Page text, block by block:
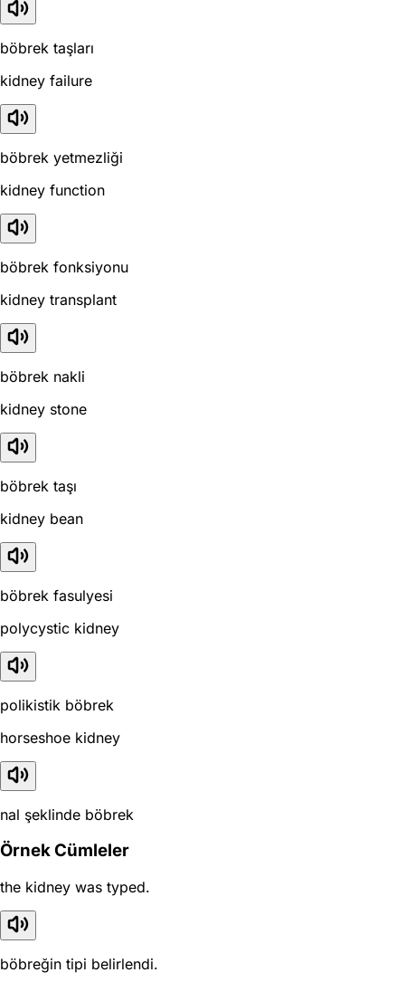
böbrek taşları
kidney failure
böbrek yetmezliği
kidney function
böbrek fonksiyonu
kidney transplant
böbrek nakli
kidney stone
böbrek taşı
kidney bean
böbrek fasulyesi
polycystic kidney
polikistik böbrek
horseshoe kidney
nal şeklinde böbrek
Örnek Cümleler
the kidney was typed.
böbreğin tipi belirlendi.